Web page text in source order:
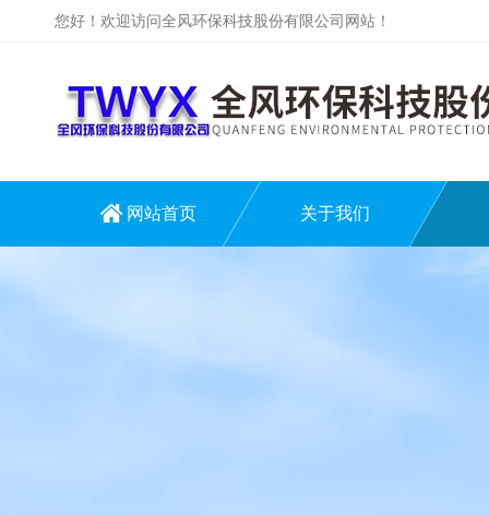
您好！欢迎访问全风环保科技股份有限公司网站！
网站首页 关于我们